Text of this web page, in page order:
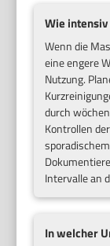
Wie
Wenn die
eine engere
Nutzung.
durch
Kontrollen
Intervalle an
In welcher